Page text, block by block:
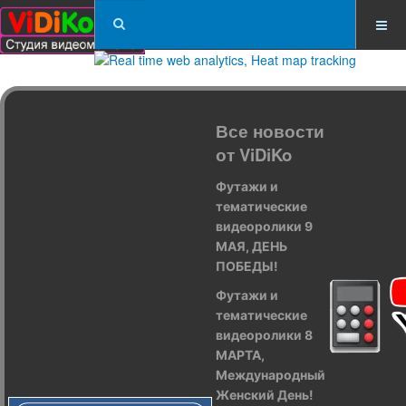
Все новости
от ViDiKo
Футажи и
тематические
видеоролики 9
МАЯ, ДЕНЬ
ПОБЕДЫ!
Футажи и
тематические
видеоролики 8
МАРТА,
Международный
Женский День!